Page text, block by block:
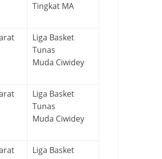
Tingkat MA
Liga Basket
Tunas
Muda Ciwidey
Liga Basket
Tunas
Muda Ciwidey
Liga Basket